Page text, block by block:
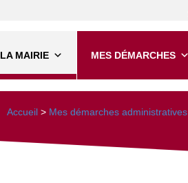
LA MAIRIE MES DÉMARCHES
Accueil > Mes démarches administratives